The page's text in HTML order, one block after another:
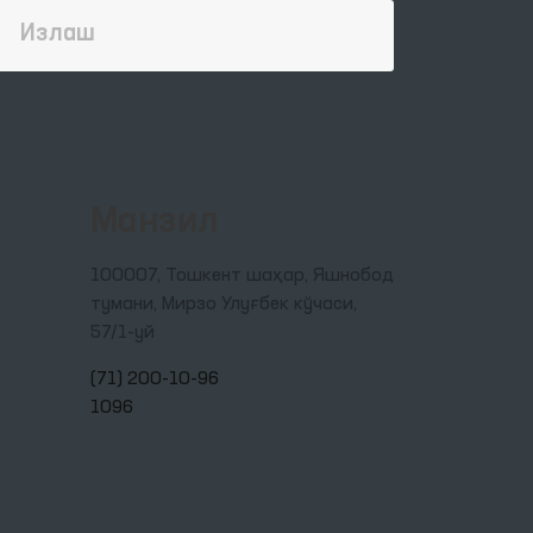
100007, Тошкент шаҳар, Яшнобод
тумани, Мирзо Улуғбек кўчаси,
57/1-уй
(71) 200-10-96
1096